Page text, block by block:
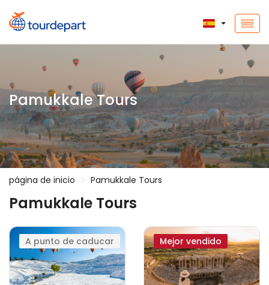
Pamukkale Tours
página de inicio Pamukkale Tours
Pamukkale Tours
A punto de caducar Mejor vendido